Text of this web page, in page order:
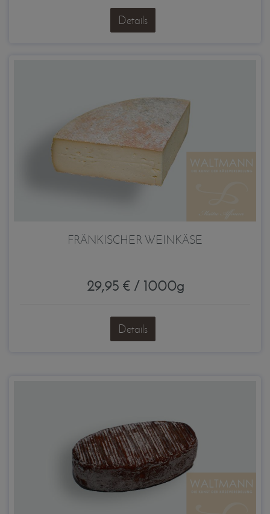
Details
FRÄNKISCHER WEINKÄSE
29,95 € / 1000g
Details